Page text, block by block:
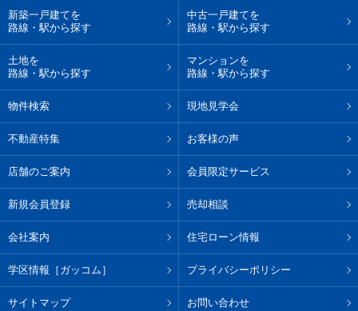
新築一戸建てを
路線・駅から探す
中古一戸建てを
路線・駅から探す
土地を
路線・駅から探す
マンションを
路線・駅から探す
物件検索 現地見学会
不動産特集 お客様の声
店舗のご案内 会員限定サービス
新規会員登録 売却相談
会社案内 住宅ローン情報
学区情報［ガッコム］ プライバシーポリシー
サイトマップ お問い合わせ